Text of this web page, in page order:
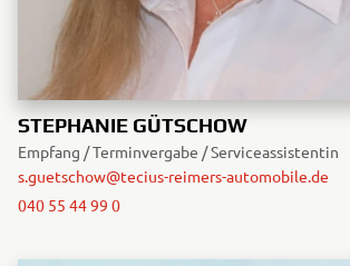
STEPHANIE GÜTSCHOW
Empfang / Terminvergabe / Serviceassistentin
s.guetschow@tecius-reimers-automobile.de
040 55 44 99 0